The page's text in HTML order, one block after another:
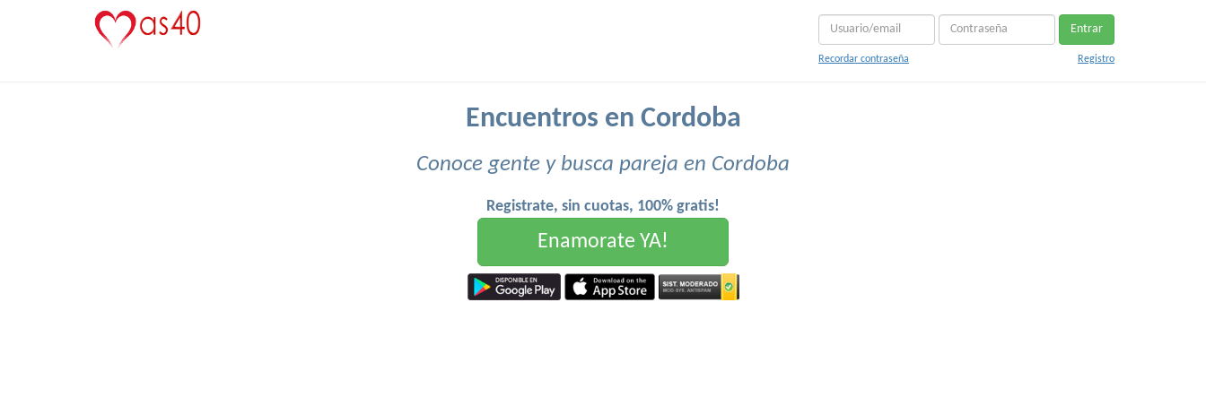
Entrar
Recordar contraseña Registro
Encuentros en Cordoba
Conoce gente y busca pareja en Cordoba
Registrate, sin cuotas, 100% gratis!
Enamorate YA!